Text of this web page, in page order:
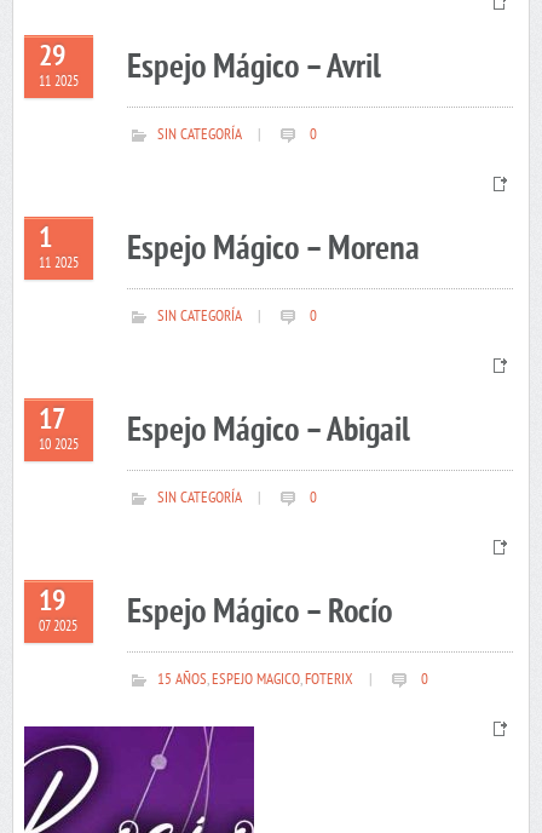
29
11 2025 Espejo Mágico – Avril
SIN CATEGORÍA 0
1
11 2025 Espejo Mágico – Morena
SIN CATEGORÍA 0
17
10 2025 Espejo Mágico – Abigail
SIN CATEGORÍA 0
19
07 2025 Espejo Mágico – Rocío
15 AÑOS,ESPEJO MAGICO,FOTERIX 0